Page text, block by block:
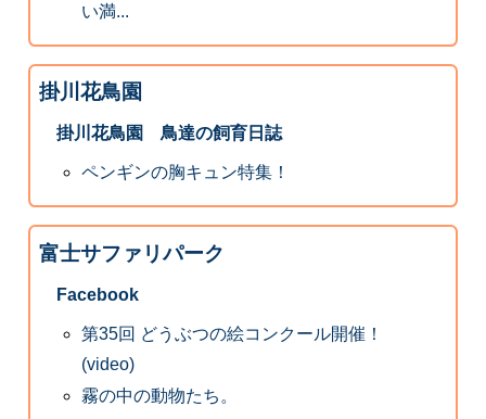
い満...
掛川花鳥園
掛川花鳥園 鳥達の飼育日誌
ペンギンの胸キュン特集！
富士サファリパーク
Facebook
第35回 どうぶつの絵コンクール開催！
(video)
霧の中の動物たち。